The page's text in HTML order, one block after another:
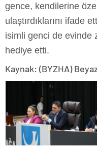
gence, kendilerine
ulaştırdıklarını ifade
isimli genci de evinde
hediye etti.
Kaynak: (BYZHA)